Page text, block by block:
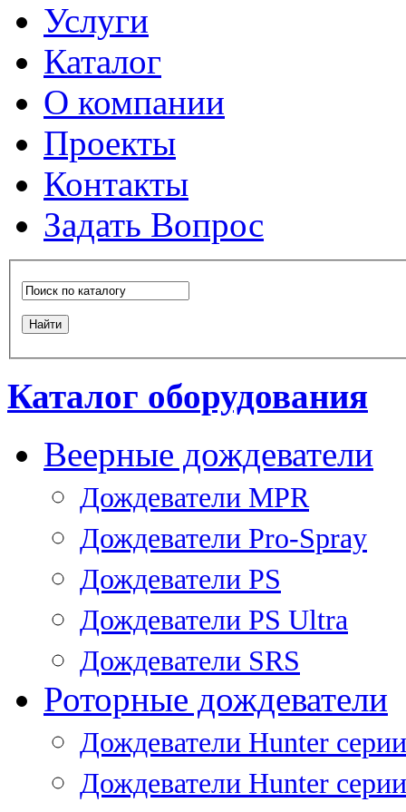
Услуги
Каталог
О компании
Проекты
Контакты
Задать Вопрос
Каталог оборудования
Веерные дождеватели
Дождеватели MPR
Дождеватели Pro-Spray
Дождеватели PS
Дождеватели PS Ultra
Дождеватели SRS
Роторные дождеватели
Дождеватели Hunter
Дождеватели Hunter